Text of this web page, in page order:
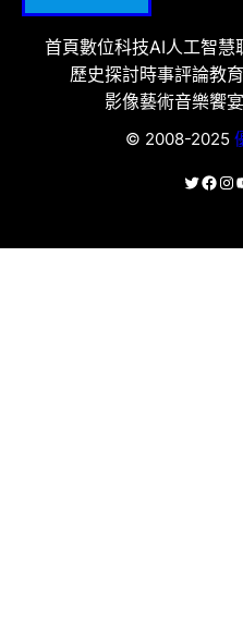
首頁數位科技AI人工智慧
歷史探討時事評論教
影像藝術音樂饗宴
© 2008-2025
X